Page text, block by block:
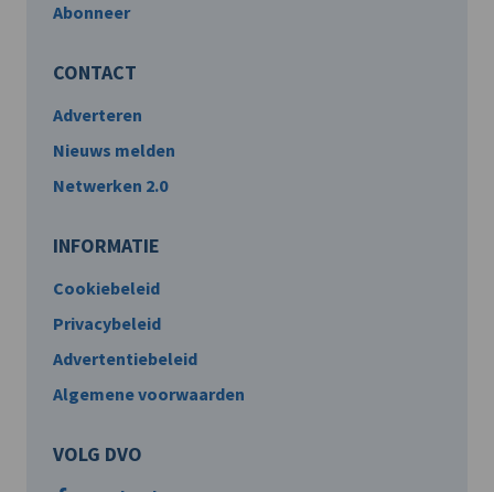
Abonneer
CONTACT
Adverteren
Nieuws melden
Netwerken 2.0
INFORMATIE
Cookiebeleid
Privacybeleid
Advertentiebeleid
Algemene voorwaarden
VOLG DVO